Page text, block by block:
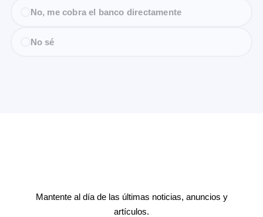
No, me cobra el banco directamente
No sé
Mantente al día de las últimas noticias, anuncios y
artículos.